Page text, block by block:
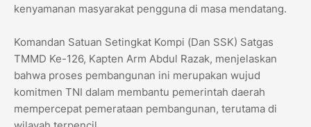
kenyamanan masyarakat pengguna di masa mendatang.
Komandan Satuan Setingkat Kompi (Dan SSK) Satgas
TMMD Ke-126, Kapten Arm Abdul Razak, menjelaskan
bahwa proses pembangunan ini merupakan wujud
komitmen TNI dalam membantu pemerintah daerah
mempercepat pemerataan pembangunan, terutama di